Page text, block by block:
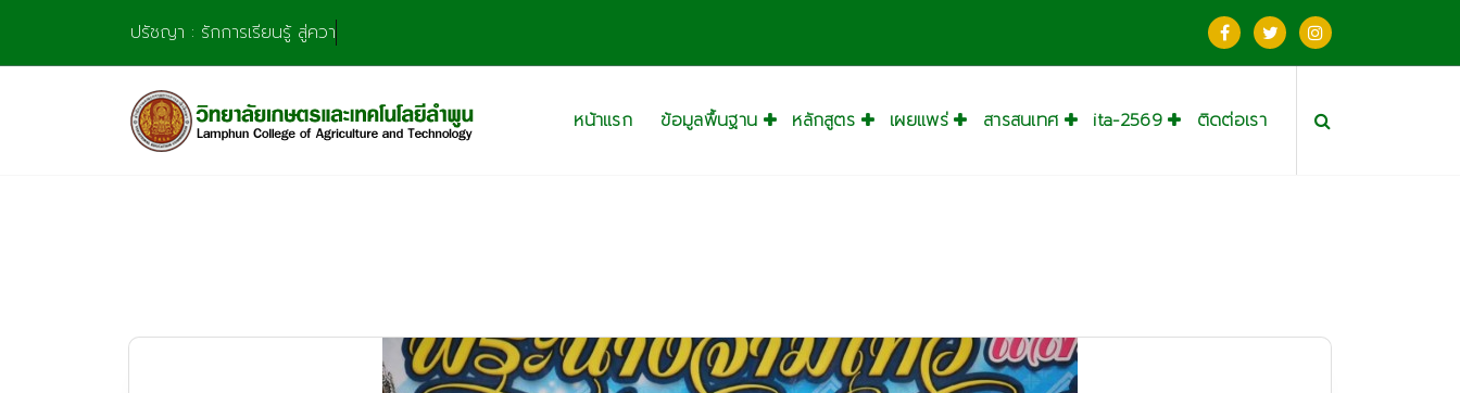
content
ปรัชญา : รักการเรียนรู้ สู่ความชำนาญ มุ่
หน้าแรก ข้อมูลพื้นฐาน หลักสูตร เผยแพร่ สารสนเทศ ita-2569 ติดต่อเรา